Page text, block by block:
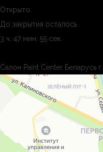
Открыто
До закрытия осталось
3 ч. 47 мин. 54 сек.
Салон Paint Center Беларусь